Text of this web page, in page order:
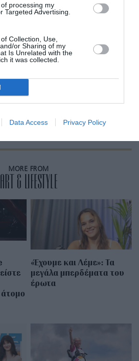
processing my
Targeted Advertising.
Collection, Use,
or Sharing of my
Is Unrelated with the
it was collected.
Data Access Privacy Policy
- CONTINUE READING BELOW
Marion Cottilard θα παίξει στην 4η
The Morning Show
MORE FROM
ART & LIFESTYLE
άτομο
«Έχουμε και Λέμε»: Τα
μεγάλα μπερδέματα του
έρωτα